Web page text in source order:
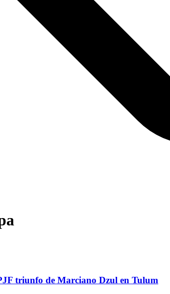
triunfo de Marciano Dzul en Tulum